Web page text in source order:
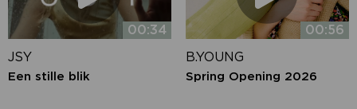
00:34
JSY
Een stille blik
00:56
B.YOUNG
Spring Opening 2026